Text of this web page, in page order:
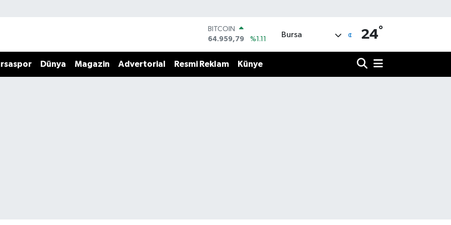
BITCOIN
64.959,79
%1.11
EURO
55,2510
%0.32
Bursa 24°
Dünya Magazin Advertorial Resmi Reklam Künye